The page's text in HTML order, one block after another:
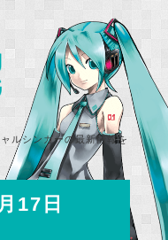
ルシンガーの最新情報を
17日